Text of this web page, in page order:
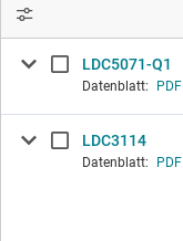
LDC5071-Q1
Datenblatt: PDF
LDC3114
Datenblatt: PDF